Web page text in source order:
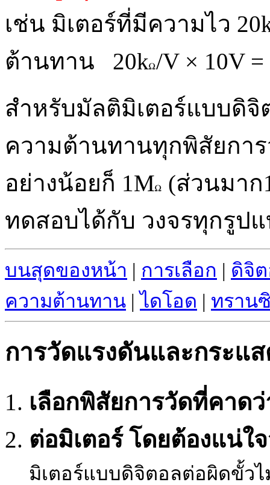
เช่น มิเตอร์ที่มีความไว
ต้านทาน 20k /V × 10V =
สำหรับมัลติมิเตอร์แบบดิ
ความต้านทานทุกพิสัยกา
อย่างน้อยก็ 1M (ส่วนมาก
ทดสอบได้กับ วงจรทุกรูป
บนสุดของหน้า | การเลือก | ดิจิ
ความต้านทาน |ไดโอด | ทราน
การวัดแรงดันและกระแ
เลือกพิสัยการวัดที่คาด
ต่อมิเตอร์ โดยต้องแน่ใ
มิเตอร์แบบดิจิตอลต่อผิดขั้ว